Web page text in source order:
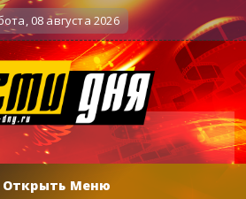
баталии политологов у Соловьёва
08 августа 2026
Открыть Меню